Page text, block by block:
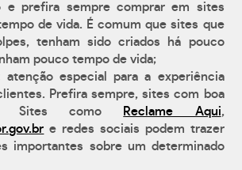
e prefira sempre comprar em sites
de vida. É comum que sites que
tenham sido criados há pouco
pouco tempo de vida;
atenção especial para a experiência
Prefira sempre, sites com boa
Sites como
Reclame Aqui,
e redes sociais podem trazer
importantes sobre um determinado